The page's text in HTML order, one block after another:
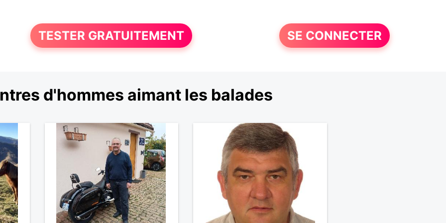
TESTER GRATUITEMENT SE CONNECTER
d'hommes aimant les balades